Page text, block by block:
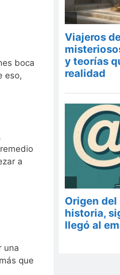
boca
eso,
a
una
que